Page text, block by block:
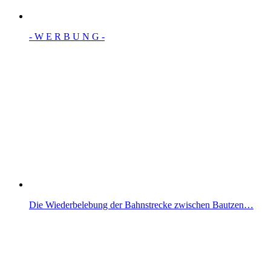
- W Ε R Β U Ν G -
Die Wiederbelebung der Bahnstrecke zwischen Bautzen…